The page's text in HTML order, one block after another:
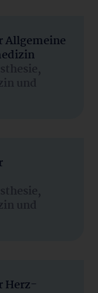
Allgemeine
und
und
Herz-